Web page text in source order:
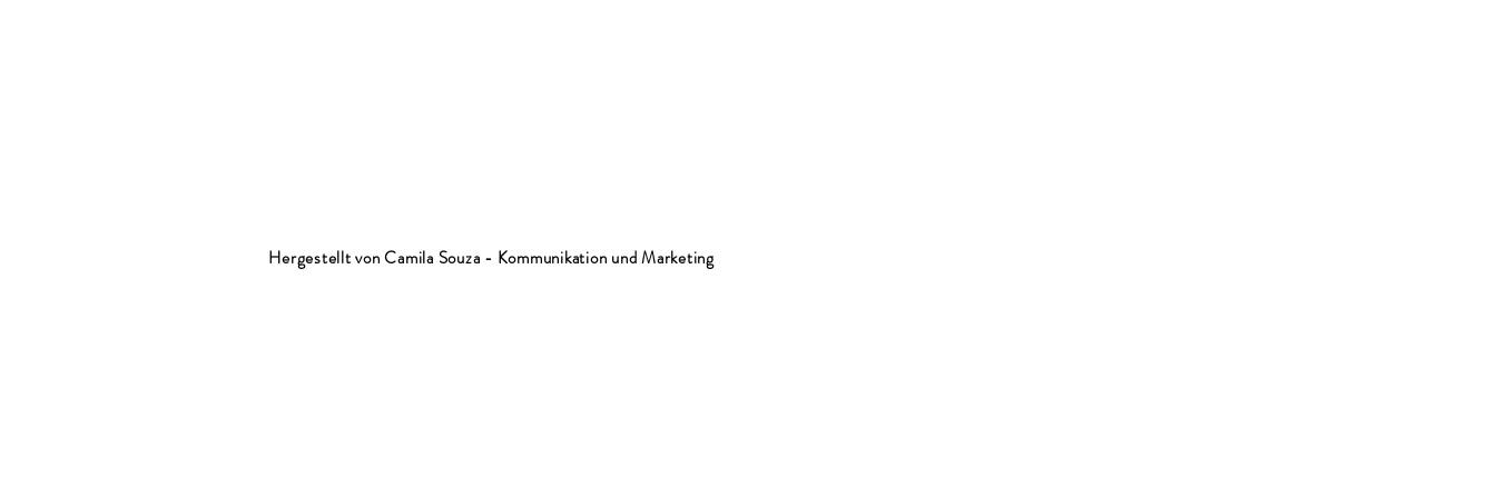
Hergestellt von Camila Souza - Kommunikation und Marketing